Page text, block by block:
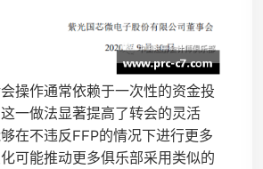
操作通常依赖于一次性的资金投
一做法显著提高了转会的灵活
在不违反FFP的情况下进行更多
可能推动更多俱乐部采用类似的